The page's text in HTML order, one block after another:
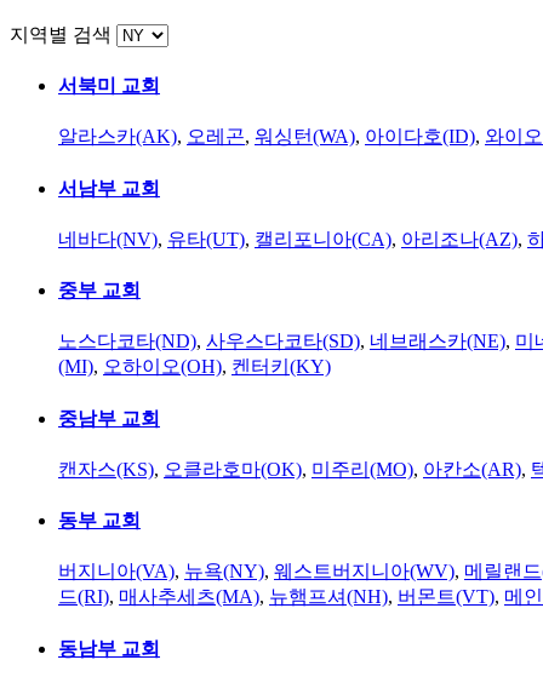
지역별 검색
서북미 교회
알라스카(AK), 오레곤, 워싱턴(WA), 아이다호(ID), 와이
서남부 교회
네바다(NV), 유타(UT), 캘리포니아(CA), 아리조나(AZ),
중부 교회
노스다코타(ND), 사우스다코타(SD), 네브래스카(NE), 미
(MI), 오하이오(OH), 켄터키(KY)
중남부 교회
캔자스(KS), 오클라호마(OK), 미주리(MO), 아칸소(AR),
동부 교회
버지니아(VA), 뉴욕(NY), 웨스트버지니아(WV), 메릴랜
드(RI), 매사추세츠(MA), 뉴햄프셔(NH), 버몬트(VT), 메
동남부 교회